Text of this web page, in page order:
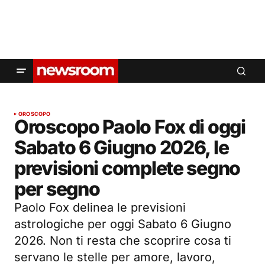
OROSCOPO
Oroscopo Paolo Fox di oggi
Sabato 6 Giugno 2026, le
previsioni complete segno
per segno
Paolo Fox delinea le previsioni
astrologiche per oggi Sabato 6 Giugno
2026. Non ti resta che scoprire cosa ti
servano le stelle per amore, lavoro,